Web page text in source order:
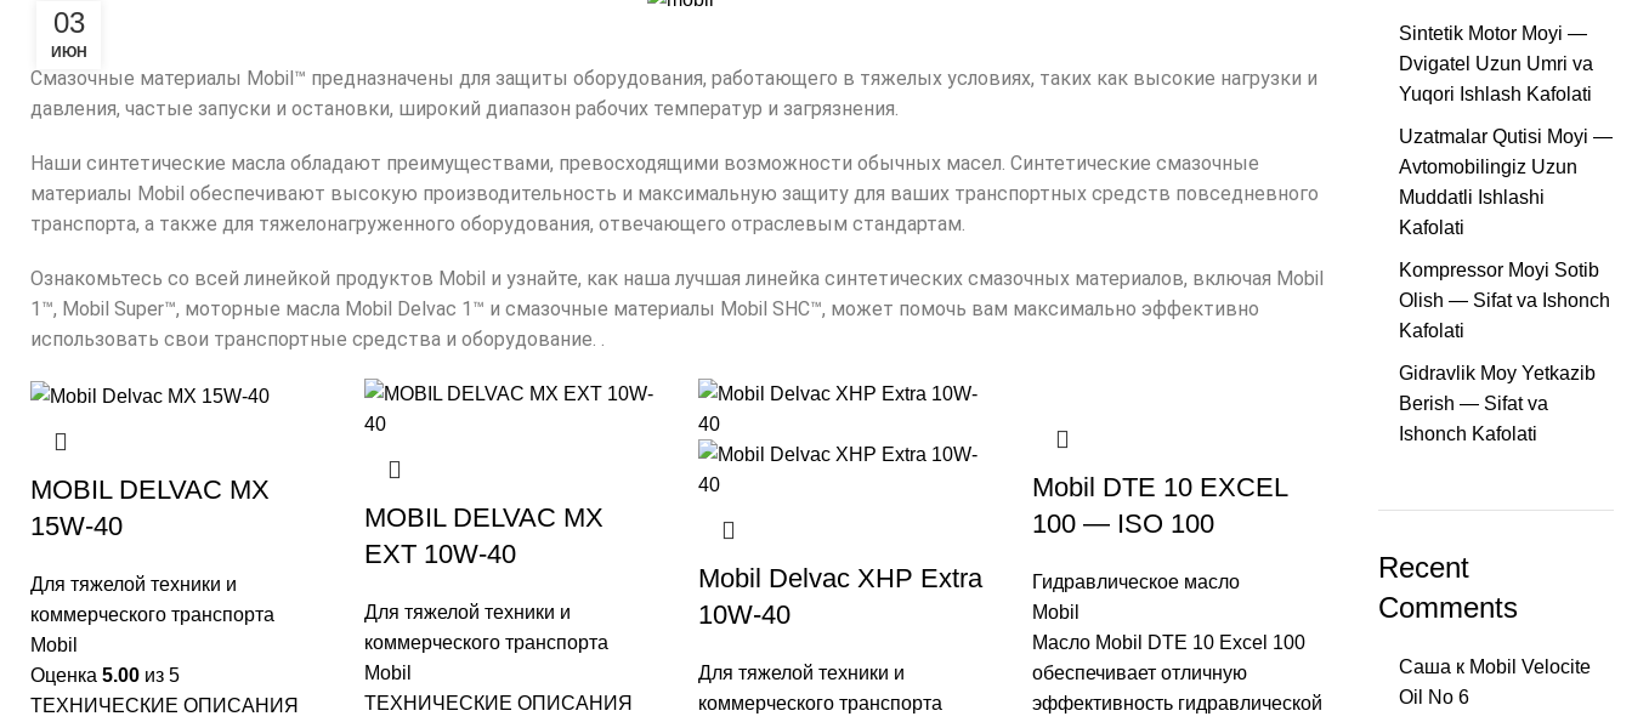
03
ИЮН
Смазочные материалы Mobil™ предназначены для защиты оборудования, работающего в тяжелых условиях, таких как высокие нагрузки и
давления, частые запуски и остановки, широкий диапазон рабочих температур и загрязнения.
Наши синтетические масла обладают преимуществами, превосходящими возможности обычных масел. Синтетические смазочные
материалы Mobil обеспечивают высокую производительность и максимальную защиту для ваших транспортных средств повседневного
транспорта, а также для тяжелонагруженного оборудования, отвечающего отраслевым стандартам.
Ознакомьтесь со всей линейкой продуктов Mobil и узнайте, как наша лучшая линейка синтетических смазочных материалов, включая Mobil
1™, Mobil Super™, моторные масла Mobil Delvac 1™ и смазочные материалы Mobil SHC™, может помочь вам максимально эффективно
использовать свои транспортные средства и оборудование. .
MOBIL DELVAC MX
15W-40
Для тяжелой техники и
коммерческого транспорта
Mobil
Оценка 5.00 из 5
ТЕХНИЧЕСКИЕ ОПИСАНИЯ
MOBIL DELVAC MX
EXT 10W-40
Для тяжелой техники и
коммерческого транспорта
Mobil
ТЕХНИЧЕСКИЕ ОПИСАНИЯ
Mobil Delvac XHP Extra
10W-40
Для тяжелой техники и
коммерческого транспорта
Mobil DTE 10 EXCEL
100 — ISO 100
Гидравлическое масло
Mobil
Масло Mobil DTE 10 Excel 100
обеспечивает отличную
эффективность гидравлической
Sintetik Motor Moyi —
Dvigatel Uzun Umri va
Yuqori Ishlash Kafolati
Uzatmalar Qutisi Moyi —
Avtomobilingiz Uzun
Muddatli Ishlashi
Kafolati
Kompressor Moyi Sotib
Olish — Sifat va Ishonch
Kafolati
Gidravlik Moy Yetkazib
Berish — Sifat va
Ishonch Kafolati
Recent
Comments
Саша к Mobil Velocite
Oil No 6